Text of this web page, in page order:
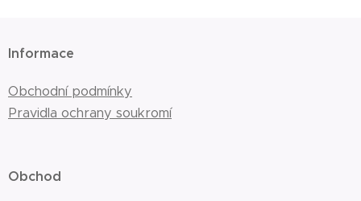
Informace
Obchodní podmínky
Pravidla ochrany soukromí
Obchod